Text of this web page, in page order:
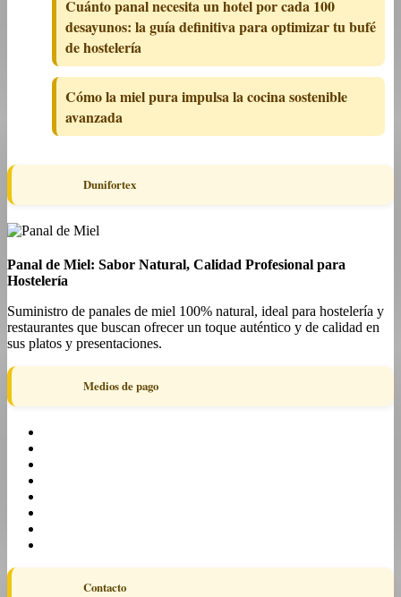
Cuánto panal necesita un hotel por cada 100
desayunos: la guía definitiva para optimizar tu bufé
de hostelería
Cómo la miel pura impulsa la cocina sostenible
avanzada
Dunifortex
Panal de Miel: Sabor Natural, Calidad Profesional para
Hostelería
Suministro de panales de miel 100% natural, ideal para hostelería y
restaurantes que buscan ofrecer un toque auténtico y de calidad en
sus platos y presentaciones.
Medios de pago
Contacto